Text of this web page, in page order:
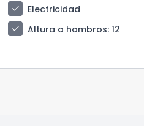
check Electricidad
check Altura a hombros: 12